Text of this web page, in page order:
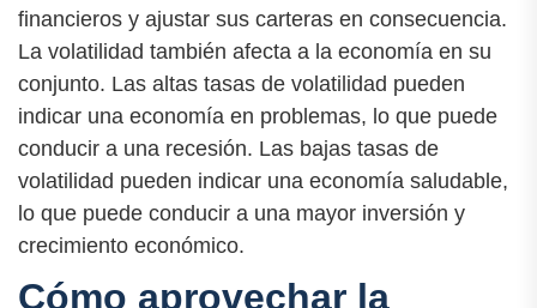
financieros y ajustar sus carteras en consecuencia.
La volatilidad también afecta a la economía en su
conjunto. Las altas tasas de volatilidad pueden
indicar una economía en problemas, lo que puede
conducir a una recesión. Las bajas tasas de
volatilidad pueden indicar una economía saludable,
lo que puede conducir a una mayor inversión y
crecimiento económico.
Cómo aprovechar la